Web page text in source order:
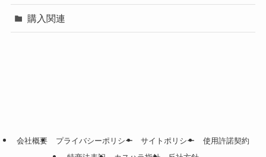
購入関連
会社概要 プライバシーポリシー サイトポリシー
使用許諾契約